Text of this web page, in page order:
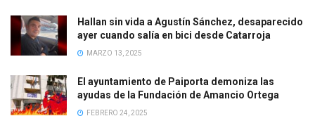
Hallan sin vida a Agustín Sánchez, desaparecido
ayer cuando salía en bici desde Catarroja
MARZO 13, 2025
El ayuntamiento de Paiporta demoniza las
ayudas de la Fundación de Amancio Ortega
FEBRERO 24, 2025